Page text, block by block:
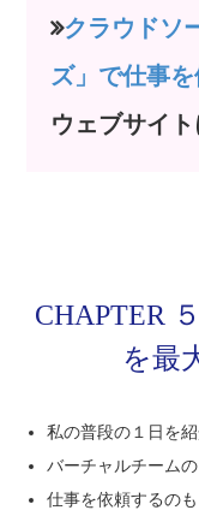
クラウドソ
ズ」で仕事
ウェブサイト
CHAPTER
を最
私の普段の１日を
バーチャルチーム
仕事を依頼するの